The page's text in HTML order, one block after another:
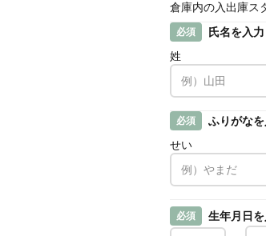
倉庫内の入出庫ス
必須
氏名を入力
姓
必須
ふりがなを
せい
必須 生年月日を